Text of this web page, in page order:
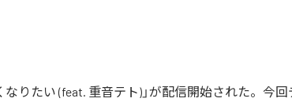
なりたい (feat. 重音テト)」が配信開始された。今